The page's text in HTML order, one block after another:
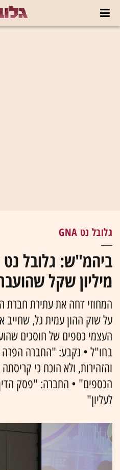
גלובל נט GNA
מיליון שקל
המחוזי דחה את עתירת חברת
על שוק ההון עמית גל, שחייב
העצמי כספים של חוסכים
בחו"ל • נקבע: "החברה הפרה
והזהירות, ולא הוכח כי
הכספים" • החברה: "פסק הדין
לעליון"